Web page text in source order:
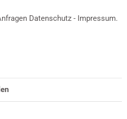
Datenschutz - Impressum.